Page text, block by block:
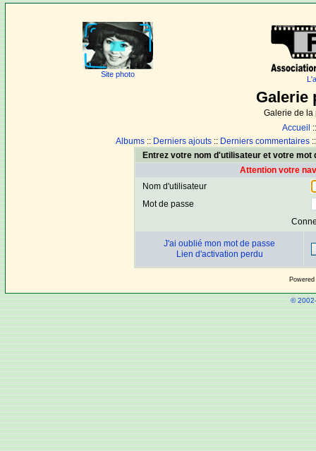
Site photo
Galerie
Galerie de la
Accueil
Albums :: Derniers ajouts :: Derniers commentaires
Entrez votre nom d'utilisateur et votre
Attention votre
Nom d'utilisateur
Mot de passe
J'ai oublié mon mot de passe
Lien d'activation perdu
©